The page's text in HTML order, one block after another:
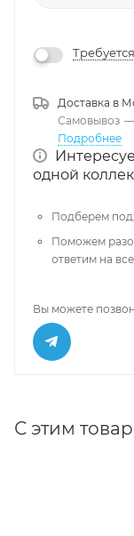
Доставка в
Самовывоз —
Подробнее
одной
Подберем
Поможем
ответим на
Вы можете
С этим